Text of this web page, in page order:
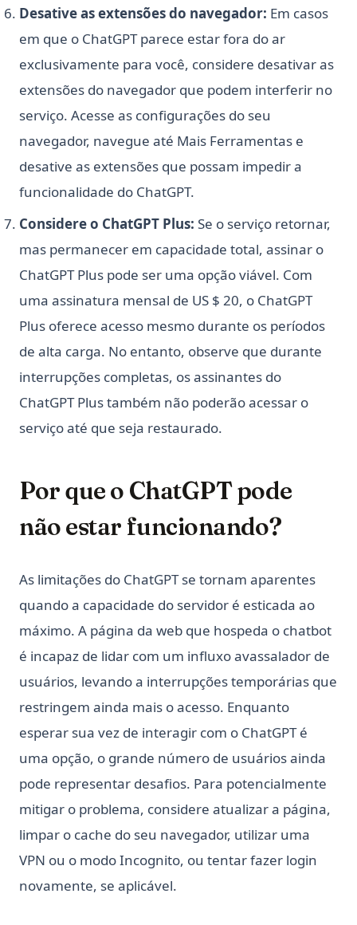
Desative as extensões do navegador: Em casos
em que o ChatGPT parece estar fora do ar
exclusivamente para você, considere desativar as
extensões do navegador que podem interferir no
serviço. Acesse as configurações do seu
navegador, navegue até Mais Ferramentas e
desative as extensões que possam impedir a
funcionalidade do ChatGPT.
Considere o ChatGPT Plus: Se o serviço retornar,
mas permanecer em capacidade total, assinar o
ChatGPT Plus pode ser uma opção viável. Com
uma assinatura mensal de US $ 20, o ChatGPT
Plus oferece acesso mesmo durante os períodos
de alta carga. No entanto, observe que durante
interrupções completas, os assinantes do
ChatGPT Plus também não poderão acessar o
serviço até que seja restaurado.
Por que o ChatGPT pode
não estar funcionando?
As limitações do ChatGPT se tornam aparentes
quando a capacidade do servidor é esticada ao
máximo. A página da web que hospeda o chatbot
é incapaz de lidar com um influxo avassalador de
usuários, levando a interrupções temporárias que
restringem ainda mais o acesso. Enquanto
esperar sua vez de interagir com o ChatGPT é
uma opção, o grande número de usuários ainda
pode representar desafios. Para potencialmente
mitigar o problema, considere atualizar a página,
limpar o cache do seu navegador, utilizar uma
VPN ou o modo Incognito, ou tentar fazer login
novamente, se aplicável.